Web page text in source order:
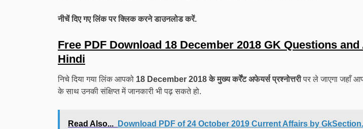
नीचें दिए गए लिंक पर क्लिक करने डाउनलोड करें.
Free PDF Download 18 December 2018 GK Questions
Hindi
निचे दिया गया लिंक आपको 18 December 2018 के मुख्य कर्रेंट अफेयर्स प्रश्नोत्तरीपर ले जाएगा जहाँ
के साथ उनकी संक्षिप्त में जानकारी भी पढ़ सकते हो.
Read Also... Download PDF of 24 October 2019 Current Affairs by